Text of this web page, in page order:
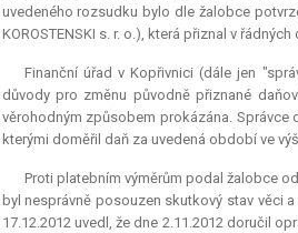
uvedeného rozsudku bylo dle žalobce
KOROSTENSKI s. r. o.), která přiznal v
Finanční úřad v Kopřivnici (dále jen
důvody pro změnu původně přiznané
věrohodným způsobem prokázána. Správce
kterými doměřil daň za uvedená období ve
Proti platebním výměrům podal žalobce
byl nesprávně posouzen skutkový stav věci
17.12.2012 uvedl, že dne 2.11.2012 doručil